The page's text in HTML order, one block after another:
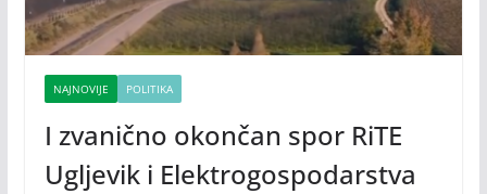
NAJNOVIJE POLITIKA
I zvanično okončan spor RiTE
Ugljevik i Elektrogospodarstva